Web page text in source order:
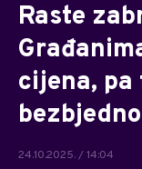
Raste
cijena, pa
24.10.2025. / 14:04